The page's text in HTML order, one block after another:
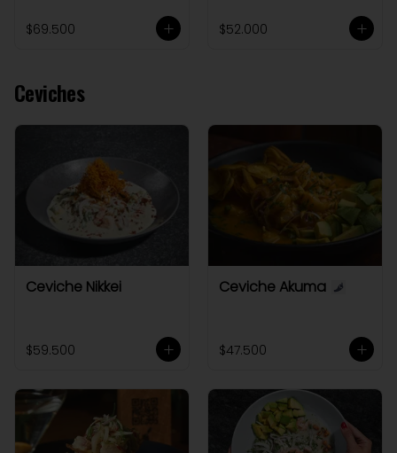
$69.500 $52.000
Ceviches
Ceviche Nikkei
$59.500
Ceviche Akuma
$47.500